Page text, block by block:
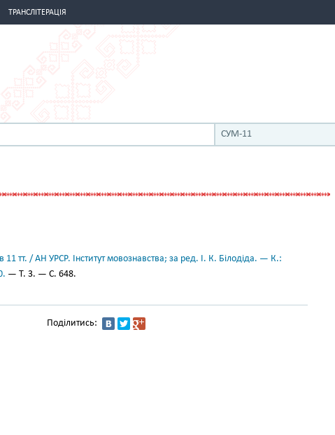
ТРАНСЛІТЕРАЦІЯ
СУМ-11
11 тт. / АН УРСР. Інститут мовознавства; за ред. І. К. Білодіда. — К.:
— Т. 3. — С. 648.
Поділитись: